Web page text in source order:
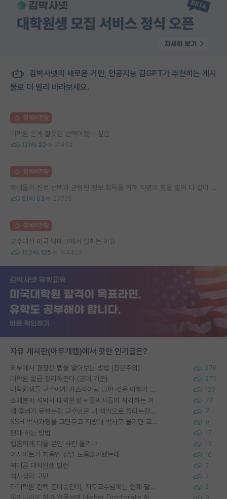
김박사넷의 새로운 거인, 인공지능 김GPT가 추천하는 게시
물로 더 멀리 바라보세요.
명예의전당
대학원 온게 잘못된 선택이었나 싶음
121 20 31452
명예의전당
후배들의 진로 선택과 균형된 정보 획득을 위해 익명의 힘을 빌어 다 같이 연봉 공개 타임 한번 갖는 것 어때요?
81 63 20729
명예의전당
교수대신 미국 빅테크에서 일하는 이유
153 105 104466
자유 게시판(아무개랩)에서 핫한 인기글은?
외부에서 괜찮은 랩을 알아보는 방법 (장문주의) 276
대학원 월급 정리해준다 (공대 기준) 275
대학원생들 교수에게 가스라이팅 당한 것은 이해가 갑니다. 안타깝네요. 120
소재분야 석박사 대학원생 + 물박사들이 착각하는 거 77
왜 후배가 못하는걸 교수님은 내 책임으로 돌리는걸까요? 7
SSH 박사과정을 그만두고 지방대 박사로 옮기면 교수의 꿈은 끝일까요? 9
편애 하는 방법 17
랩홈피에 다들 본인 사진 올리냐 13
이사이트가 처음엔 정말 도움많이됐는데 16
역대급 대학원생 빌런 2
석사생의 고민 2
타대학원 컨텍 준비중인데, 지도교수님께는 언제 말씀드려야 할까요? 2